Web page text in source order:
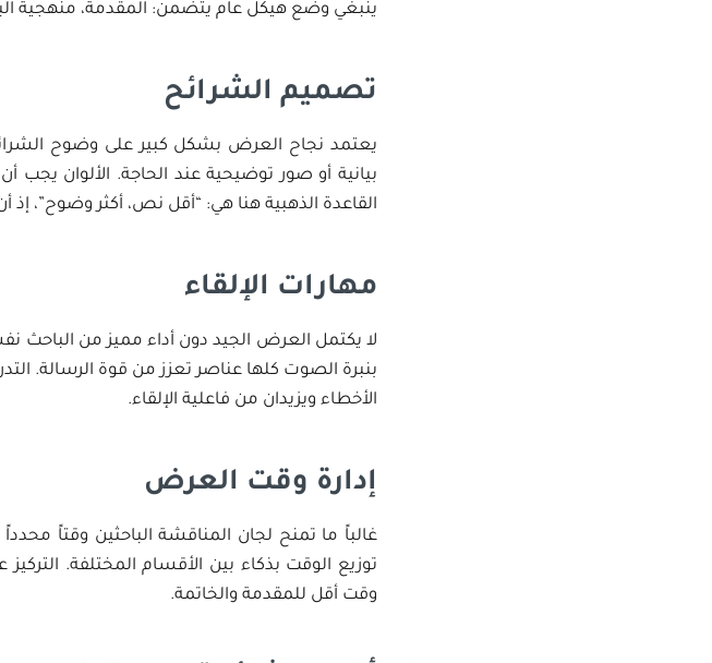
ينبغي وضع هيكل عام يتضمن: المقدمة، منهجية
تصميم الشرائح
يعتمد نجاح العرض بشكل كبير على وضوح
بيانية أو صور توضيحية عند الحاجة. الألوان
القاعدة الذهبية هنا هي: “أقل نص، أكثر وضوح”،
مهارات الإلقاء
لا يكتمل العرض الجيد دون أداء مميز من الباحث
بنبرة الصوت كلها عناصر تعزز من قوة الرسالة.
الأخطاء ويزيدان من فاعلية الإلقاء.
إدارة وقت العرض
توزيع الوقت بذكاء بين الأقسام المختلفة.
وقت أقل للمقدمة والخاتمة.